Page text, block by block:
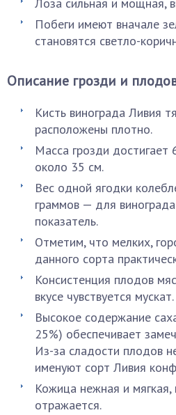
Побеги имеют вначале
становятся светло-
Описание грозди и
Кисть винограда Ливия
расположены плотно.
Масса грозди
около 35 см.
Вес одной ягодки
граммов — для
показатель.
Отметим, что мелких,
данного сорта
Консистенция плодов
вкусе чувствуется мускат.
Высокое содержание
25%) обеспечивает
Из-за сладости плодов
именуют сорт Ливия
Кожица нежная и мягкая,
отражается.